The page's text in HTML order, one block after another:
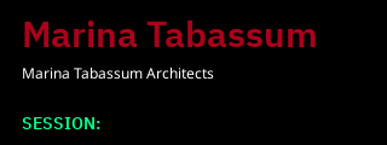
Marina Tabassum
Marina Tabassum Architects
SESSION: